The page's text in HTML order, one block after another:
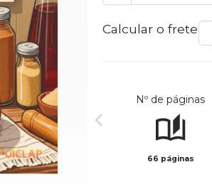
Calcular o frete
Nº de páginas
66 páginas